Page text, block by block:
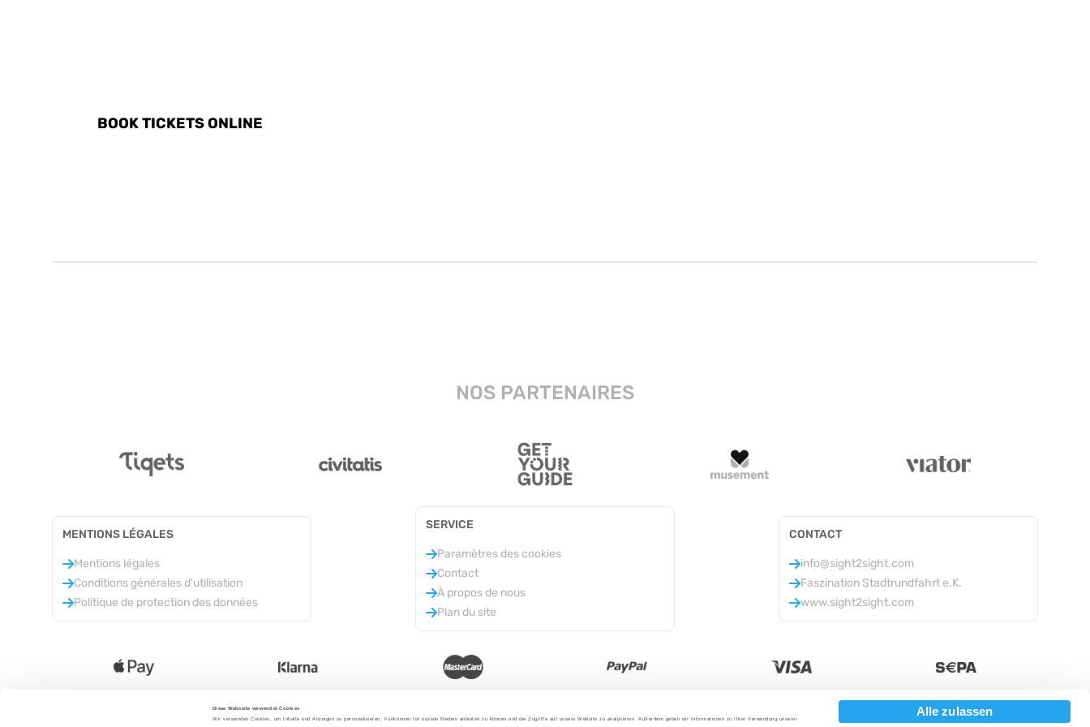
Diese Webseite verwendet Cookies
Wir verwenden Cookies, um Inhalte und Anzeigen zu personalisieren, Funktionen für soziale Medien anbieten zu können und die Zugriffe auf unsere Website zu analysieren. Außerdem geben wir Informationen zu Ihrer Verwendung unserer
Alle zulassen
BOOK TICKETS ONLINE
NOS PARTENAIRES
MENTIONS LÉGALES
Mentions légales
Conditions générales d'utilisation
Politique de protection des données
SERVICE
Paramètres des cookies
Contact
À propos de nous
Plan du site
CONTACT
info@sight2sight.com
Faszination Stadtrundfahrt e.K.
www.sight2sight.com